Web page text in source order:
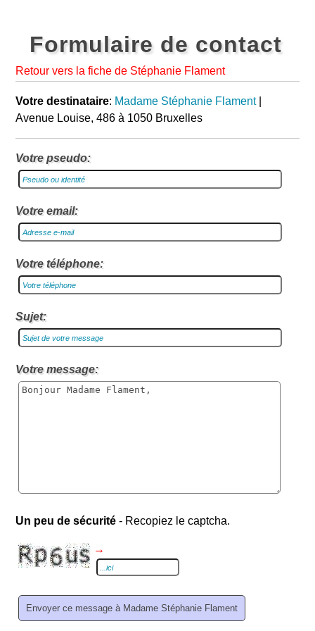
Formulaire de contact
Retour vers la fiche de Stéphanie Flament
Votre destinataire: Madame Stéphanie Flament|
Avenue Louise, 486 à 1050 Bruxelles
Votre pseudo:
Votre email:
Votre téléphone:
Sujet:
Votre message:
Un peu de sécurité - Recopiez le captcha.
→